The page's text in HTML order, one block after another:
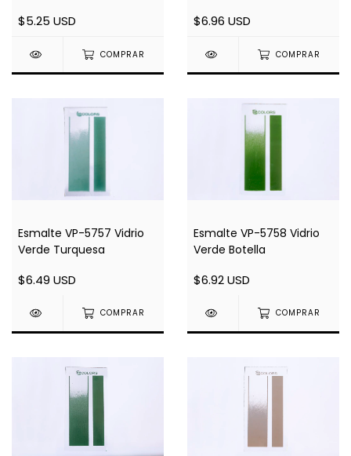
$5.25 USD
COMPRAR
$6.96 USD
COMPRAR
Esmalte VP-5757 Vidrio
Verde Turquesa
$6.49 USD
COMPRAR
Esmalte VP-5758 Vidrio
Verde Botella
$6.92 USD
COMPRAR